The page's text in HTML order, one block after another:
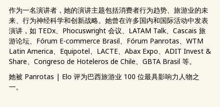
作为一名演讲者，她的演讲主题包括消费者行为趋势、旅游业的未
来、行为神经科学和创新战略。她曾在许多国内和国际活动中发表
演讲，如 TEDx、Phocuswright 会议、LATAM Talk、Cascais 旅
游论坛、Fórum E-commerce Brasil、Fórum Panrotas、WTM
Latin America、Equipotel、LACTE、Abax Expo、ADIT Invest &
Share、Congreso de Hoteleros de Chile、GBTA Brasil 等。
她被 Panrotas | Elo 评为巴西旅游业 100 位最具影响力人物之
一。